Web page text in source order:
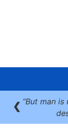
But man is
❮